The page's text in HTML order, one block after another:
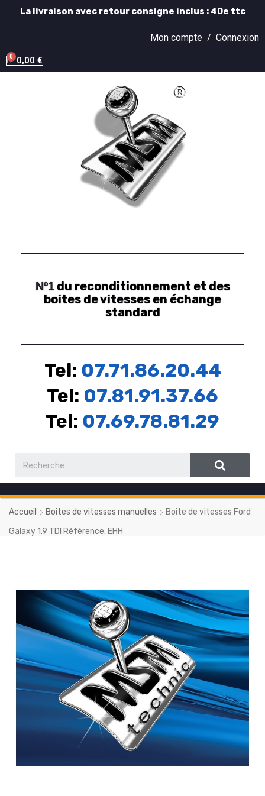
La livraison avec retour consigne inclus : 40e ttc
Mon compte / Connexion
0,00 €
Nº1du reconditionnement et des
boites de vitesses en échange
standard
Tel: 07.71.86.20.44
Tel: 07.81.91.37.66
Tel: 07.69.78.81.29
Accueil Boites de vitesses manuelles
Boite de vitesses Ford
Galaxy 1.9 TDI Référence: EHH